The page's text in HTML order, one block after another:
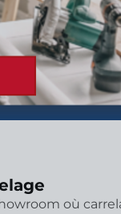
où